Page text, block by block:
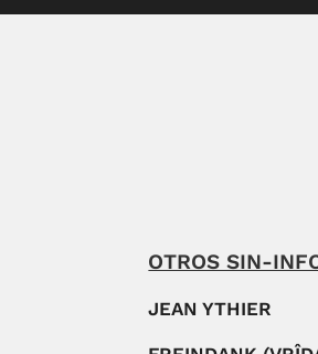
OTROS SIN-
JEAN YTHIER